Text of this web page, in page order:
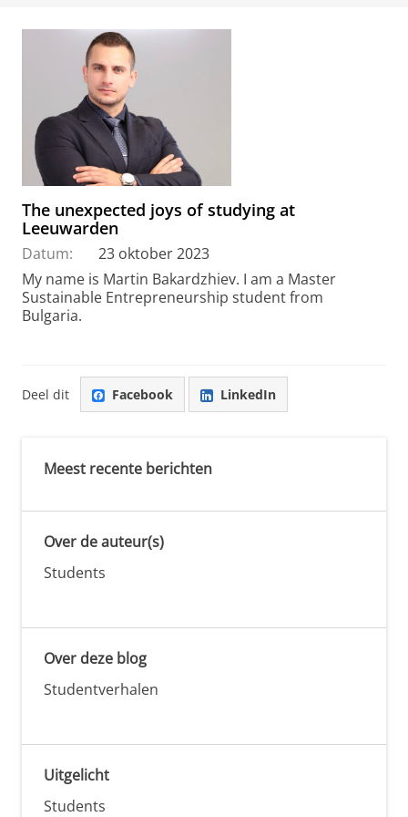
The unexpected joys of studying at
Leeuwarden
Datum:
23 oktober 2023
My name is Martin Bakardzhiev. I am a Master
Sustainable Entrepreneurship student from
Bulgaria.
Deel dit Facebook LinkedIn
Meest recente berichten
Over de auteur(s)
Students
Over deze blog
Studentverhalen
Uitgelicht
Students